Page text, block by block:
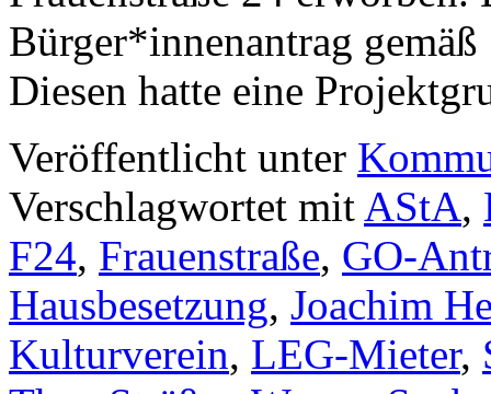
Bürger*innenantrag
Diesen hatte eine
Veröffentlicht unter
Verschlagwortet mit AStA,
F24, Frauenstraße, GO-
Hausbesetzung, Joachim
Kulturverein, LEG-Mieter,